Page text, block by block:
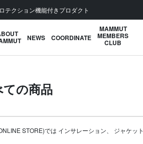
円 (税込) 以上 送料無料】
NEWS COORDINATE
MAMMUT
MEMBERS
CLUB
の商品
STORE)では インサレーション ジャケット